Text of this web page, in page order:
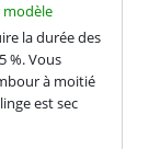
modèle
la durée des
%. Vous
à moitié
est sec